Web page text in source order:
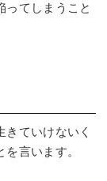
ってしまうこと
ていけないく
言います。